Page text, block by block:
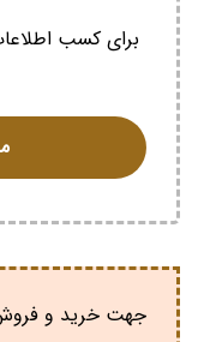
برای کسب
جهت خرید و فروش